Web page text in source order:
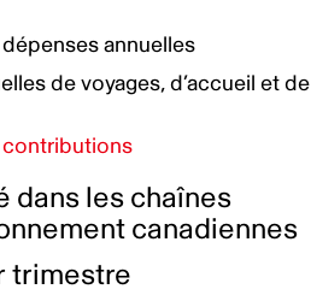
de diversité,
d'accessibilité
le récit authentique
et l’auto-identification
annuelles
de voyages, d’accueil et de
dans les chaînes
canadiennes
trimestre